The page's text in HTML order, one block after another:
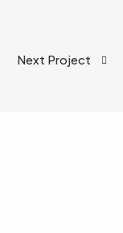
Next Project